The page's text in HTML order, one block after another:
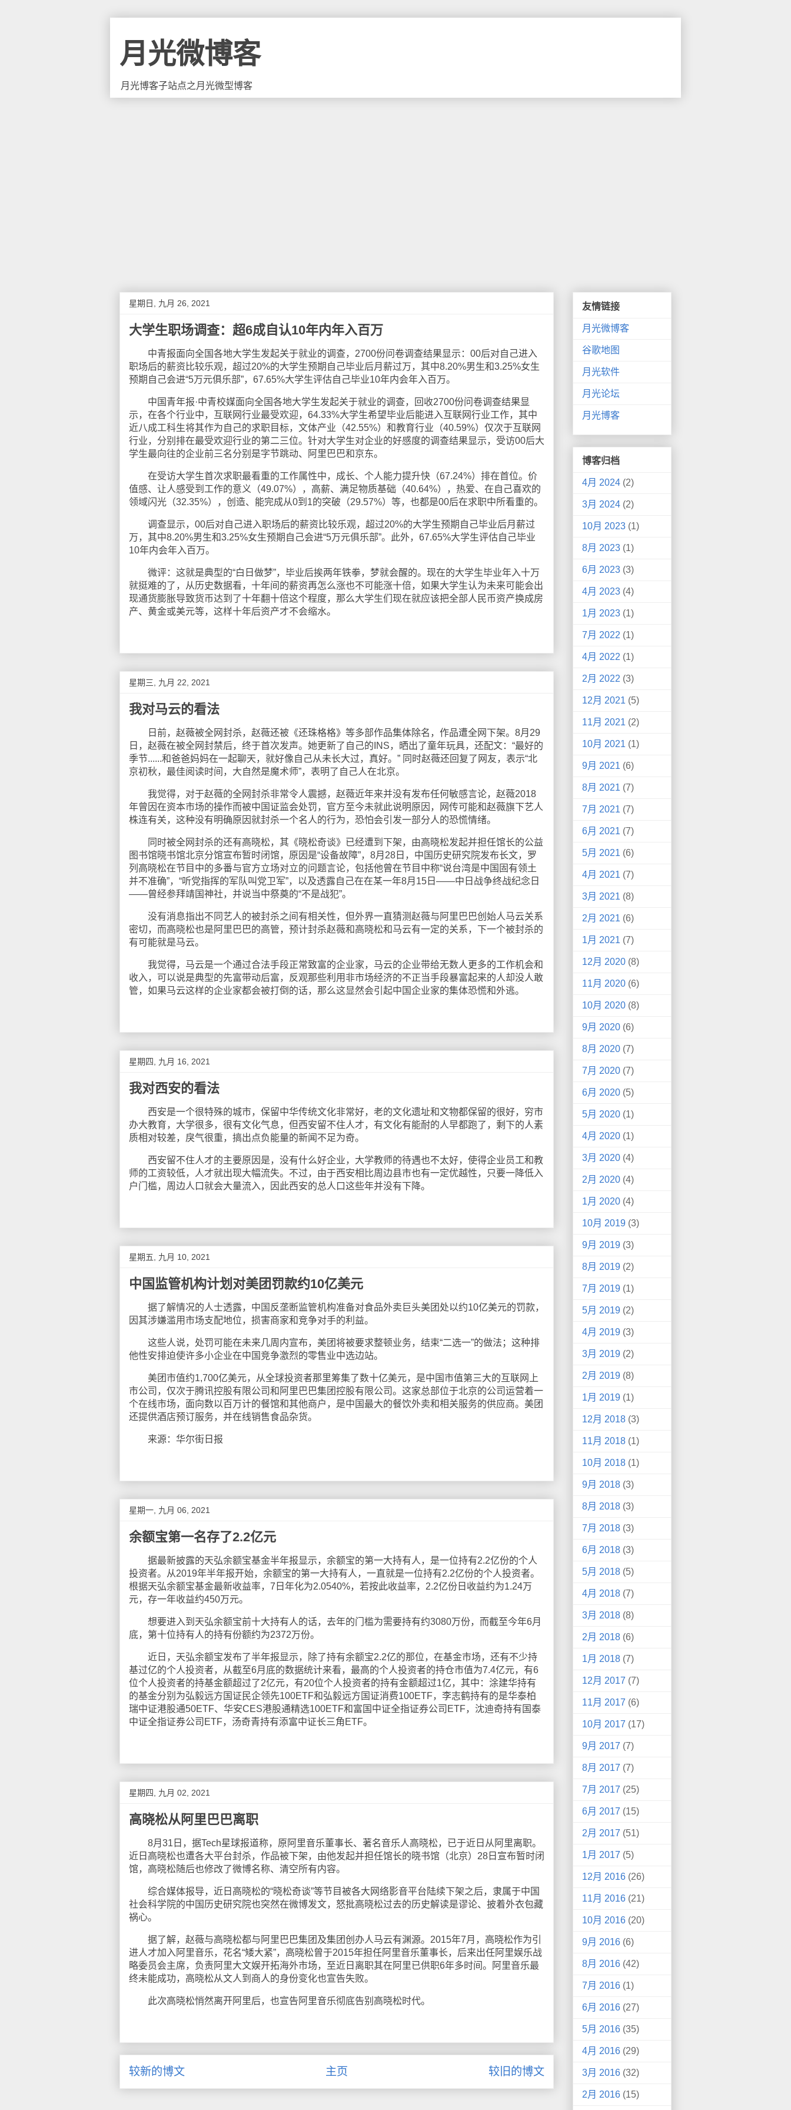
月光微博客
月光博客子站点之月光微型博客
星期日, 九月 26, 2021
大学生职场调查：超6成自认10年内年入百万
中青报面向全国各地大学生发起关于就业的调查，2700份问卷调查结果显示：00后对自己进入
职场后的薪资比较乐观，超过20%的大学生预期自己毕业后月薪过万，其中8.20%男生和3.25%女生
预期自己会进“5万元俱乐部”，67.65%大学生评估自己毕业10年内会年入百万。
中国青年报·中青校媒面向全国各地大学生发起关于就业的调查，回收2700份问卷调查结果显
示，在各个行业中，互联网行业最受欢迎，64.33%大学生希望毕业后能进入互联网行业工作，其中
近八成工科生将其作为自己的求职目标，文体产业（42.55%）和教育行业（40.59%）仅次于互联网
行业，分别排在最受欢迎行业的第二三位。针对大学生对企业的好感度的调查结果显示，受访00后大
学生最向往的企业前三名分别是字节跳动、阿里巴巴和京东。
在受访大学生首次求职最看重的工作属性中，成长、个人能力提升快（67.24%）排在首位。价
值感、让人感受到工作的意义（49.07%），高薪、满足物质基础（40.64%），热爱、在自己喜欢的
领域闪光（32.35%），创造、能完成从0到1的突破（29.57%）等，也都是00后在求职中所看重的。
调查显示，00后对自己进入职场后的薪资比较乐观，超过20%的大学生预期自己毕业后月薪过
万，其中8.20%男生和3.25%女生预期自己会进“5万元俱乐部”。此外，67.65%大学生评估自己毕业
10年内会年入百万。
微评：这就是典型的“白日做梦”，毕业后挨两年铁拳，梦就会醒的。现在的大学生毕业年入十万
就挺难的了，从历史数据看，十年间的薪资再怎么涨也不可能涨十倍，如果大学生认为未来可能会出
现通货膨胀导致货币达到了十年翻十倍这个程度，那么大学生们现在就应该把全部人民币资产换成房
产、黄金或美元等，这样十年后资产才不会缩水。
星期三, 九月 22, 2021
我对马云的看法
日前，赵薇被全网封杀，赵薇还被《还珠格格》等多部作品集体除名，作品遭全网下架。8月29
日，赵薇在被全网封禁后，终于首次发声。她更新了自己的INS，晒出了童年玩具，还配文：“最好的
季节......和爸爸妈妈在一起聊天，就好像自己从未长大过，真好。” 同时赵薇还回复了网友，表示“北
京初秋，最佳阅读时间，大自然是魔术师”，表明了自己人在北京。
我觉得，对于赵薇的全网封杀非常令人震撼，赵薇近年来并没有发布任何敏感言论，赵薇2018
年曾因在资本市场的操作而被中国证监会处罚，官方至今未就此说明原因，网传可能和赵薇旗下艺人
株连有关，这种没有明确原因就封杀一个名人的行为，恐怕会引发一部分人的恐慌情绪。
同时被全网封杀的还有高晓松，其《晓松奇谈》已经遭到下架，由高晓松发起并担任馆长的公益
图书馆晓书馆北京分馆宣布暂时闭馆，原因是“设备故障”，8月28日，中国历史研究院发布长文，罗
列高晓松在节目中的多番与官方立场对立的问题言论，包括他曾在节目中称“说台湾是中国固有领土
并不准确”，“听党指挥的军队叫党卫军”，以及透露自己在在某一年8月15日——中日战争终战纪念日
——曾经参拜靖国神社，并说当中祭奠的“不是战犯”。
没有消息指出不同艺人的被封杀之间有相关性，但外界一直猜测赵薇与阿里巴巴创始人马云关系
密切，而高晓松也是阿里巴巴的高管，预计封杀赵薇和高晓松和马云有一定的关系，下一个被封杀的
有可能就是马云。
我觉得，马云是一个通过合法手段正常致富的企业家，马云的企业带给无数人更多的工作机会和
收入，可以说是典型的先富带动后富，反观那些利用非市场经济的不正当手段暴富起来的人却没人敢
管，如果马云这样的企业家都会被打倒的话，那么这显然会引起中国企业家的集体恐慌和外逃。
星期四, 九月 16, 2021
我对西安的看法
西安是一个很特殊的城市，保留中华传统文化非常好，老的文化遗址和文物都保留的很好，穷市
办大教育，大学很多，很有文化气息，但西安留不住人才，有文化有能耐的人早都跑了，剩下的人素
质相对较差，戾气很重，搞出点负能量的新闻不足为奇。
西安留不住人才的主要原因是，没有什么好企业，大学教师的待遇也不太好，使得企业员工和教
师的工资较低，人才就出现大幅流失。不过，由于西安相比周边县市也有一定优越性，只要一降低入
户门槛，周边人口就会大量流入，因此西安的总人口这些年并没有下降。
星期五, 九月 10, 2021
中国监管机构计划对美团罚款约10亿美元
据了解情况的人士透露，中国反垄断监管机构准备对食品外卖巨头美团处以约10亿美元的罚款，
因其涉嫌滥用市场支配地位，损害商家和竞争对手的利益。
这些人说，处罚可能在未来几周内宣布，美团将被要求整顿业务，结束“二选一”的做法；这种排
他性安排迫使许多小企业在中国竞争激烈的零售业中选边站。
美团市值约1,700亿美元，从全球投资者那里筹集了数十亿美元，是中国市值第三大的互联网上
市公司，仅次于腾讯控股有限公司和阿里巴巴集团控股有限公司。这家总部位于北京的公司运营着一
个在线市场，面向数以百万计的餐馆和其他商户，是中国最大的餐饮外卖和相关服务的供应商。美团
还提供酒店预订服务，并在线销售食品杂货。
来源：华尔街日报
星期一, 九月 06, 2021
余额宝第一名存了2.2亿元
据最新披露的天弘余额宝基金半年报显示，余额宝的第一大持有人，是一位持有2.2亿份的个人
投资者。从2019年半年报开始，余额宝的第一大持有人，一直就是一位持有2.2亿份的个人投资者。
根据天弘余额宝基金最新收益率，7日年化为2.0540%，若按此收益率，2.2亿份日收益约为1.24万
元，存一年收益约450万元。
想要进入到天弘余额宝前十大持有人的话，去年的门槛为需要持有约3080万份，而截至今年6月
底，第十位持有人的持有份额约为2372万份。
近日，天弘余额宝发布了半年报显示，除了持有余额宝2.2亿的那位，在基金市场，还有不少持
基过亿的个人投资者，从截至6月底的数据统计来看，最高的个人投资者的持仓市值为7.4亿元，有6
位个人投资者的持基金额超过了2亿元，有20位个人投资者的持有金额超过1亿，其中：涂建华持有
的基金分别为弘毅远方国证民企领先100ETF和弘毅远方国证消费100ETF，李志鹤持有的是华泰柏
瑞中证港股通50ETF、华安CES港股通精选100ETF和富国中证全指证券公司ETF，沈迪奇持有国泰
中证全指证券公司ETF，汤奇青持有添富中证长三角ETF。
星期四, 九月 02, 2021
高晓松从阿里巴巴离职
8月31日，据Tech星球报道称，原阿里音乐董事长、著名音乐人高晓松，已于近日从阿里离职。
近日高晓松也遭各大平台封杀，作品被下架，由他发起并担任馆长的晓书馆（北京）28日宣布暂时闭
馆，高晓松随后也修改了微博名称、清空所有内容。
综合媒体报导，近日高晓松的“晓松奇谈”等节目被各大网络影音平台陆续下架之后，隶属于中国
社会科学院的中国历史研究院也突然在微博发文，怒批高晓松过去的历史解读是谬论、披着外衣包藏
祸心。
据了解，赵薇与高晓松都与阿里巴巴集团及集团创办人马云有渊源。2015年7月，高晓松作为引
进人才加入阿里音乐，花名“矮大紧”，高晓松曾于2015年担任阿里音乐董事长，后来出任阿里娱乐战
略委员会主席，负责阿里大文娱开拓海外市场，至近日离职其在阿里已供职6年多时间。阿里音乐最
终未能成功，高晓松从文人到商人的身份变化也宣告失败。
此次高晓松悄然离开阿里后，也宣告阿里音乐彻底告别高晓松时代。
较新的博文 较旧的博文
主页
友情链接
月光微博客
谷歌地图
月光软件
月光论坛
月光博客
博客归档
4月 2024 (2)
3月 2024 (2)
10月 2023 (1)
8月 2023 (1)
6月 2023 (3)
4月 2023 (4)
1月 2023 (1)
7月 2022 (1)
4月 2022 (1)
2月 2022 (3)
12月 2021 (5)
11月 2021 (2)
10月 2021 (1)
9月 2021 (6)
8月 2021 (7)
7月 2021 (7)
6月 2021 (7)
5月 2021 (6)
4月 2021 (7)
3月 2021 (8)
2月 2021 (6)
1月 2021 (7)
12月 2020 (8)
11月 2020 (6)
10月 2020 (8)
9月 2020 (6)
8月 2020 (7)
7月 2020 (7)
6月 2020 (5)
5月 2020 (1)
4月 2020 (1)
3月 2020 (4)
2月 2020 (4)
1月 2020 (4)
10月 2019 (3)
9月 2019 (3)
8月 2019 (2)
7月 2019 (1)
5月 2019 (2)
4月 2019 (3)
3月 2019 (2)
2月 2019 (8)
1月 2019 (1)
12月 2018 (3)
11月 2018 (1)
10月 2018 (1)
9月 2018 (3)
8月 2018 (3)
7月 2018 (3)
6月 2018 (3)
5月 2018 (5)
4月 2018 (7)
3月 2018 (8)
2月 2018 (6)
1月 2018 (7)
12月 2017 (7)
11月 2017 (6)
10月 2017 (17)
9月 2017 (7)
8月 2017 (7)
7月 2017 (25)
6月 2017 (15)
2月 2017 (51)
1月 2017 (5)
12月 2016 (26)
11月 2016 (21)
10月 2016 (20)
9月 2016 (6)
8月 2016 (42)
7月 2016 (1)
6月 2016 (27)
5月 2016 (35)
4月 2016 (29)
3月 2016 (32)
2月 2016 (15)